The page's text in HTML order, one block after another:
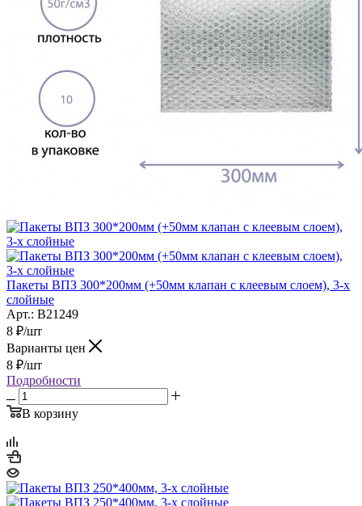
Пакеты ВПЗ 300*200мм (+50мм клапан с клеевым слоем), 3-х
слойные
Арт.: B21249
8 ₽/шт
Варианты цен
8 ₽/шт
Подробности
В корзину